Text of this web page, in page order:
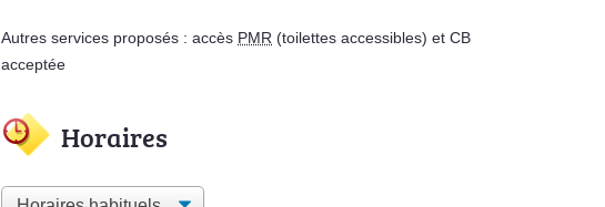
Autres services proposés : accès PMR (toilettes accessibles) et CB
acceptée
Horaires